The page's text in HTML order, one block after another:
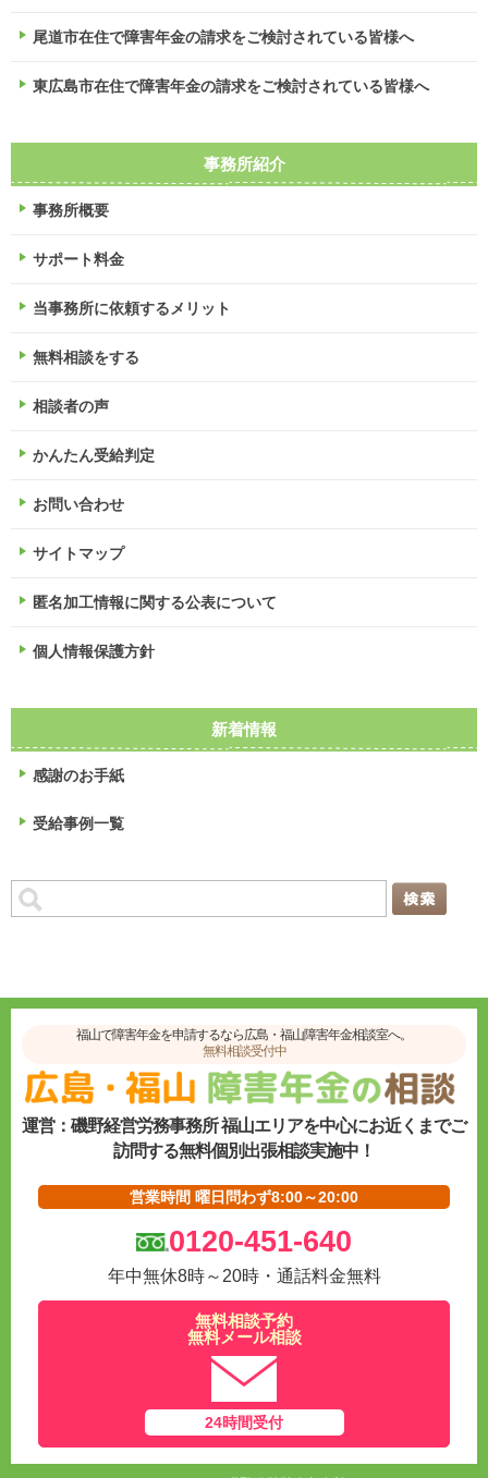
尾道市在住で障害年金の請求をご検討されている皆様へ
東広島市在住で障害年金の請求をご検討されている皆様へ
事務所紹介
事務所概要
サポート料金
当事務所に依頼するメリット
無料相談をする
相談者の声
かんたん受給判定
お問い合わせ
サイトマップ
匿名加工情報に関する公表について
個人情報保護方針
新着情報
感謝のお手紙
受給事例一覧
福山で障害年金を申請するなら広島・福山障害年金相談室へ。
無料相談受付中
運営：磯野経営労務事務所 福山エリアを中心にお近くまでご
訪問する無料個別出張相談実施中！
営業時間 曜日問わず8:00～20:00
0120-451-640
年中無休8時～20時・通話料金無料
無料相談予約
無料メール相談
24時間受付